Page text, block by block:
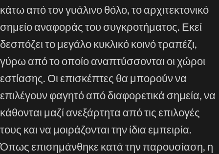
κάτω από τον γυάλινο θόλο, το αρχιτεκτονικό
σημείο αναφοράς του συγκροτήματος. Εκεί
δεσπόζει το μεγάλο κυκλικό κοινό τραπέζι,
γύρω από το οποίο αναπτύσσονται οι χώροι
εστίασης. Οι επισκέπτες θα μπορούν να
επιλέγουν φαγητό από διαφορετικά σημεία, να
κάθονται μαζί ανεξάρτητα από τις επιλογές
τους και να μοιράζονται την ίδια εμπειρία.
Όπως επισημάνθηκε κατά την παρουσίαση, η